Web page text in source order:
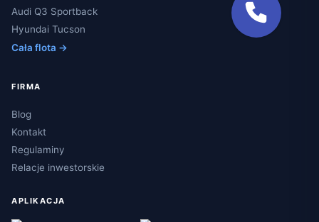
Audi Q3 Sportback
Hyundai Tucson
Cała flota →
FIRMA
Blog
Kontakt
Regulaminy
Relacje inwestorskie
APLIKACJA